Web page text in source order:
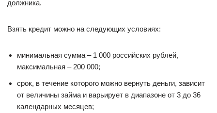
должника.
Взять кредит можно на следующих условиях:
минимальная сумма – 1 000 российских рублей,
максимальная – 200 000;
срок, в течение которого можно вернуть деньги, зависит
от величины займа и варьирует в диапазоне от 3 до 36
календарных месяцев;